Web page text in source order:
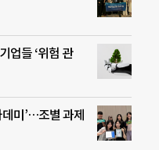
업들 ‘위험 관
미’…조별 과제